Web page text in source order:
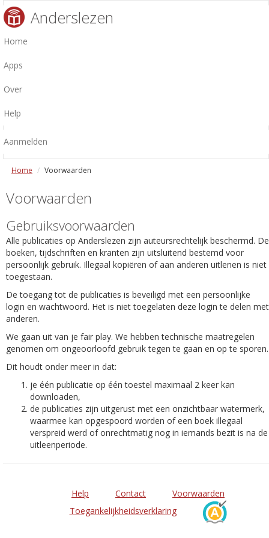
Anderslezen
Home
Apps
Over
Help
Aanmelden
Home Voorwaarden
Voorwaarden
Gebruiksvoorwaarden
Alle publicaties op Anderslezen zijn auteursrechtelijk beschermd. De
boeken, tijdschriften en kranten zijn uitsluitend bestemd voor
persoonlijk gebruik. Illegaal kopiëren of aan anderen uitlenen is niet
toegestaan.
De toegang tot de publicaties is beveiligd met een persoonlijke
login en wachtwoord. Het is niet toegelaten deze login te delen met
anderen.
We gaan uit van je fair play. We hebben technische maatregelen
genomen om ongeoorloofd gebruik tegen te gaan en op te sporen.
Dit houdt onder meer in dat:
je één publicatie op één toestel maximaal 2 keer kan
downloaden,
de publicaties zijn uitgerust met een onzichtbaar watermerk,
waarmee kan opgespoord worden of een boek illegaal
verspreid werd of onrechtmatig nog in iemands bezit is na de
uitleenperiode.
Help Contact
Voorwaarden
Toegankelijkheidsverklaring